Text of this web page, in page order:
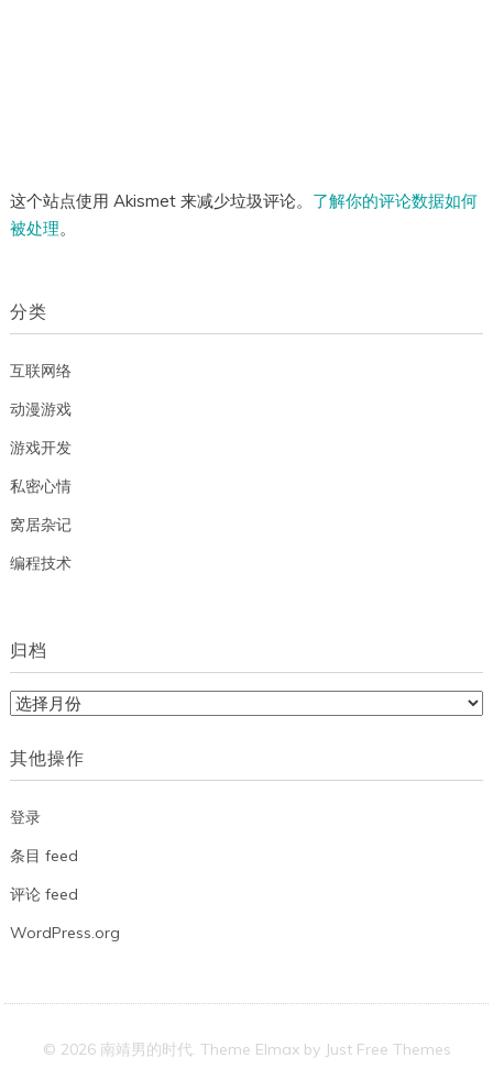
这个站点使用 Akismet 来减少垃圾评论。 了解你的评论数据如何
被处理。
分类
互联网络
动漫游戏
游戏开发
私密心情
窝居杂记
编程技术
归档
归
其他操作
登录
条目 feed
评论 feed
WordPress.org
© 2026 南靖男的时代. Theme Elmax by Just Free Themes